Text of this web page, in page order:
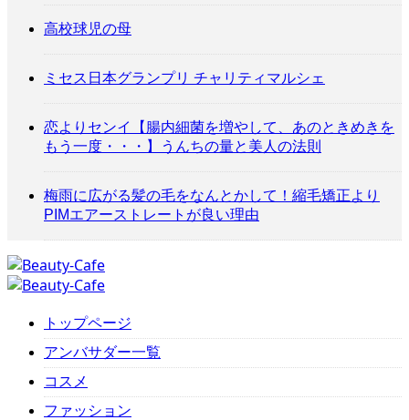
高校球児の母
ミセス日本グランプリ チャリティマルシェ
恋よりセンイ【腸内細菌を増やして、あのときめきを
もう一度・・・】うんちの量と美人の法則
梅雨に広がる髪の毛をなんとかして！縮毛矯正より
PIMエアーストレートが良い理由
トップページ
アンバサダー一覧
コスメ
ファッション